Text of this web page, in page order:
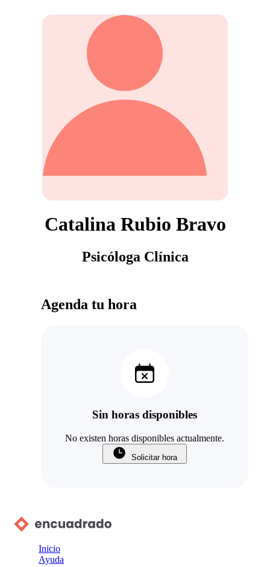
Catalina Rubio Bravo
Psicóloga Clínica
Agenda tu hora
Sin horas disponibles
No existen horas disponibles actualmente.
Solicitar hora
Inicio
Ayuda